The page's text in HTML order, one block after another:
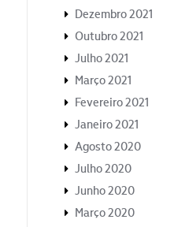
Dezembro 2021
Outubro 2021
Julho 2021
Março 2021
Fevereiro 2021
Janeiro 2021
Agosto 2020
Julho 2020
Junho 2020
Março 2020